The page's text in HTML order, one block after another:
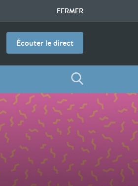
FERMER
Écouter le direct